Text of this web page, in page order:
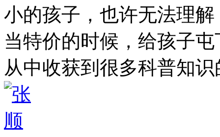
小的孩子，也许无法理
当特价的时候，给孩子
从中收获到很多科普知识